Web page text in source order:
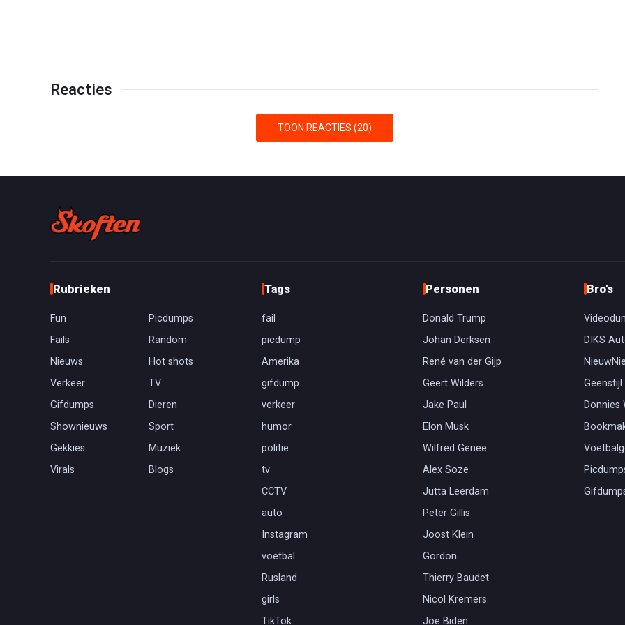
Reacties
TOON REACTIES (20)
Rubrieken
Fun
Picdumps
Fails
Random
Nieuws
Hot shots
Verkeer
TV
Gifdumps
Dieren
Shownieuws
Sport
Gekkies
Muziek
Virals
Blogs
Tags
fail
picdump
Amerika
gifdump
verkeer
humor
politie
tv
CCTV
auto
Instagram
voetbal
Rusland
girls
TikTok
Personen
Donald Trump
Johan Derksen
René van der Gijp
Geert Wilders
Jake Paul
Elon Musk
Wilfred Genee
Alex Soze
Jutta Leerdam
Peter Gillis
Joost Klein
Gordon
Thierry Baudet
Nicol Kremers
Joe Biden
Bro's
DIKS
Geenstijl
Donnies